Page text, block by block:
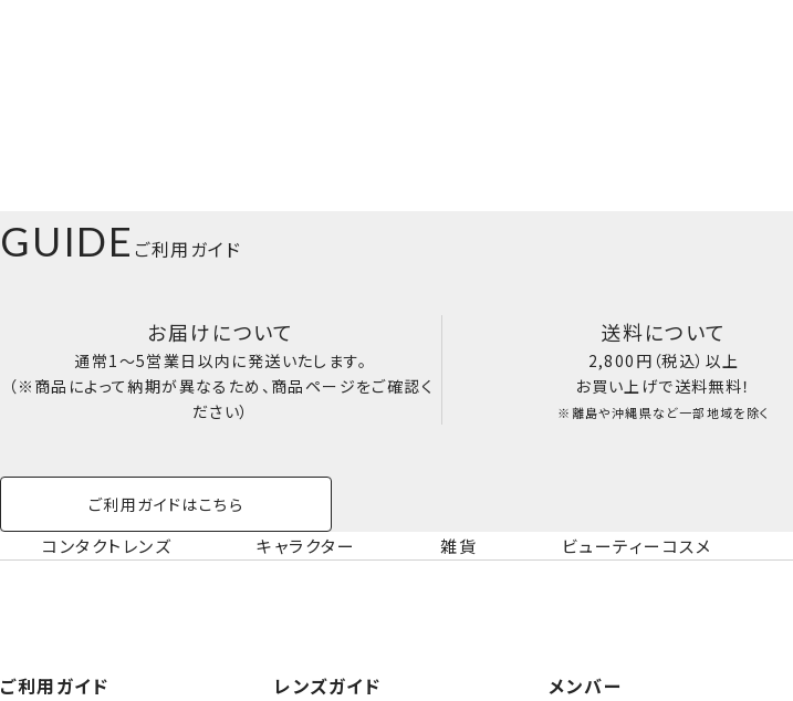
GUIDE ご利用ガイド
お届けについて
通常1～5営業日以内に発送いたします。
（※商品によって納期が異なるため、商品ページをご確認く
ださい）
送料について
2,800円（税込）以上
お買い上げで送料無料！
※離島や沖縄県など一部地域を除く
ご利用ガイドはこちら
コンタクトレンズ キャラクター 雑貨 ビューティーコスメ
ご利用ガイド レンズガイド メンバー